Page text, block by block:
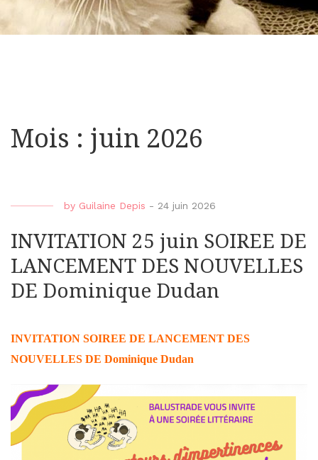
Mois : juin 2026
by Guilaine Depis - 24 juin 2026
INVITATION 25 juin SOIREE DE
LANCEMENT DES NOUVELLES
DE Dominique Dudan
INVITATION SOIREE DE LANCEMENT DES
NOUVELLES DE Dominique Dudan